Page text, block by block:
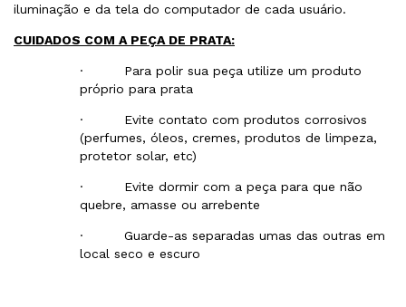
iluminação e da tela do computador de cada usuário.
CUIDADOS COM A PEÇA DE PRATA:
· Para polir sua peça utilize um produto
próprio para prata
· Evite contato com produtos corrosivos
(perfumes, óleos, cremes, produtos de limpeza,
protetor solar, etc)
· Evite dormir com a peça para que não
quebre, amasse ou arrebente
· Guarde-as separadas umas das outras em
local seco e escuro